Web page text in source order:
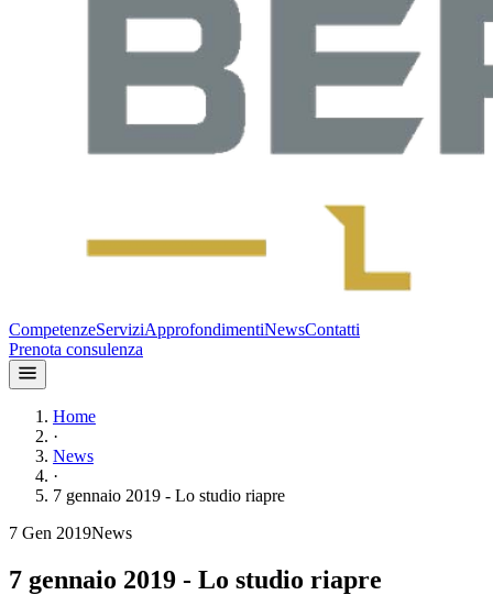
CompetenzeServiziApprofondimentiNewsContatti
Prenota consulenza
Home
·
News
·
7 gennaio 2019 - Lo studio riapre
7 Gen 2019News
7 gennaio 2019 - Lo studio riapre